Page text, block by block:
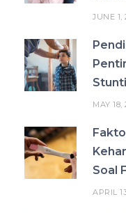
JUNE 1,
MAY 18,
Soal
APRIL